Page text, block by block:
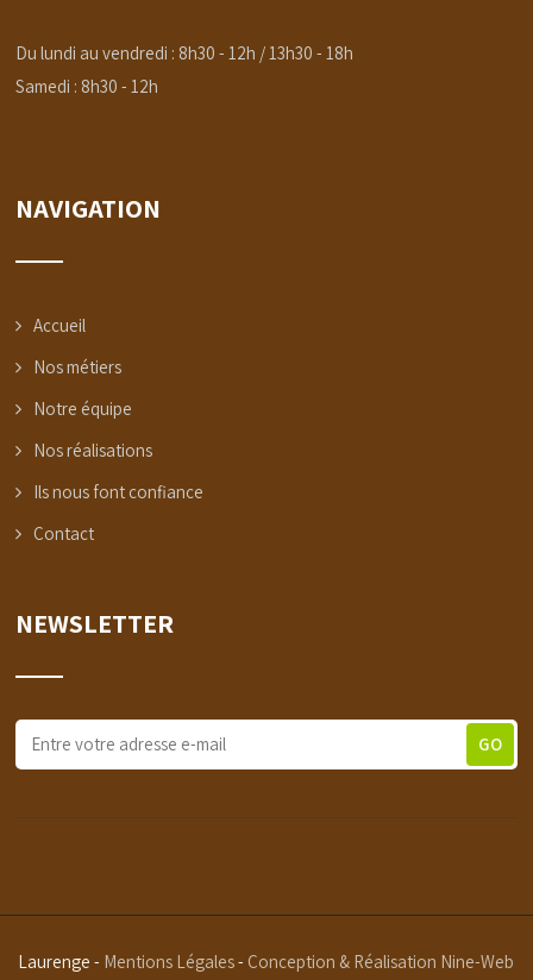
Du lundi au vendredi : 8h30 - 12h / 13h30 - 18h
Samedi : 8h30 - 12h
NAVIGATION
Accueil
Nos métiers
Notre équipe
Nos réalisations
Ils nous font confiance
Contact
NEWSLETTER
Laurenge - Mentions Légales- Conception & Réalisation Nine-Web